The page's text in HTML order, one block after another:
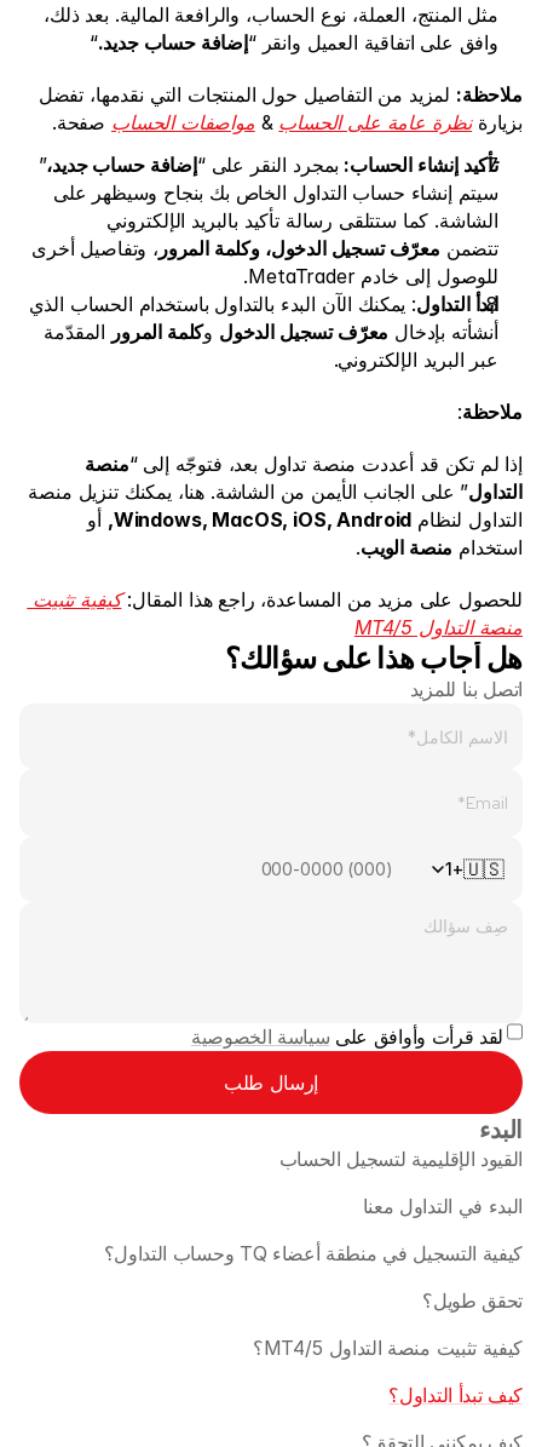
الطاقات
عن الشركة
الوسطاء المعرّفون
الأسئلة الشائعة
من نحن
سياسة الخصوصية
اتصل بنا
الموارد
أساسيات الاستثمار
التقويم الاقتصادي
تحديثات سريعة
البدء
القيود الإقليمية لتسجيل الحساب
البدء في التداول معنا
كيفية التسجيل في منطقة أعضاء TQ وحساب التداول؟
تحقق طويل؟
كيفية تثبيت منصة التداول MT4/5؟
كيف تبدأ التداول؟
كيف يمكنني التحقق؟
وافق على اتفاقية العميل وانقر “إضافة حساب جديد.“
ملاحظة:
بزيارة نظرة عامة على الحساب & مواصفات الحساب صفحة.
تأكيد إنشاء الحساب: بمجرد النقر على “إضافة حساب جديد،
تتضمن معرّف تسجيل الدخول، وكلمة المرور
للوصول إلى خادم MetaTrader.
ابدأ التداول
أنشأته بإدخال معرّف تسجيل الدخول وكلمة المرور
عبر البريد الإلكتروني.
ملاحظة:
إذا لم تكن قد أعددت منصة تداول بعد، فتوجّه إلى “
التداول
التداول لنظام Windows, MacOS, iOS, Android,
استخدام منصة الويب.
للحصول على مزيد من المساعدة، راجع هذا المقال:
منصة التداول MT4/5
هل أجاب هذا على سؤالك؟
اتصل بنا للمزيد
🇺🇸
+1
لقد قرأت وأوافق على سياسة الخصوصية
إرسال طلب